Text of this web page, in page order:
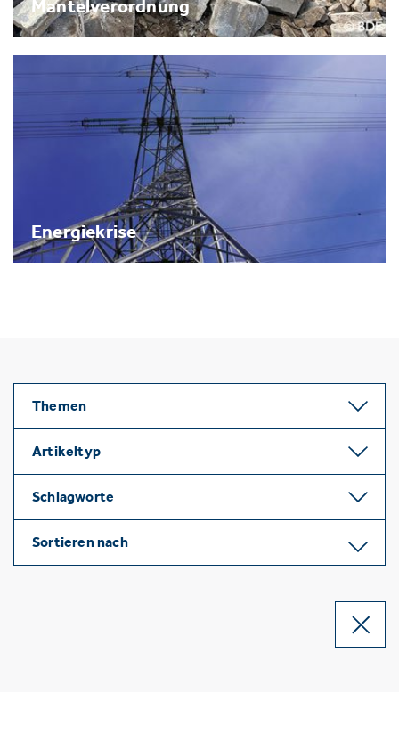
Mantelverordnung
Energiekrise
Themen
Artikeltyp
Schlagworte
Sortieren nach